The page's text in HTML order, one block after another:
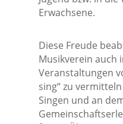
Erwachsene.
Diese Freude
Musikverein auch
Veranstaltungen
sing“ zu
Singen und an